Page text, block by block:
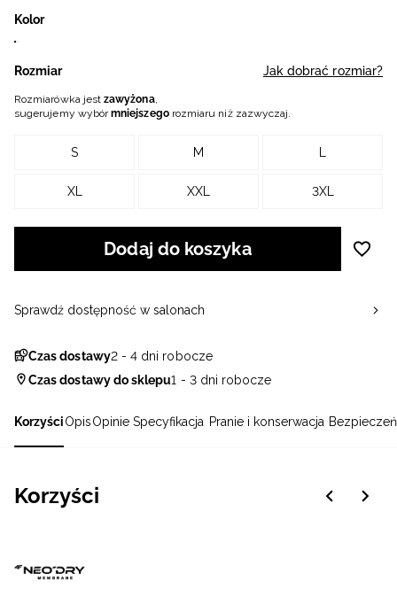
KorzyściOpisOpinie Specyfikacja Pranie i konserwacja
Korzyści
Kolor
Rozmiar Jak dobrać rozmiar?
Rozmiarówka jestzawyżona,
sugerujemy wybórmniejszegorozmiaru niż zazwyczaj.
S M L
XL XXL 3XL
Dodaj do koszyka
Czas dostawy2 - 4 dni robocze
Czas dostawy do sklepu1 - 3 dni robocze
Sprawdź dostępność w salonach